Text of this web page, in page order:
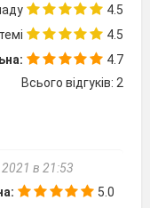
4.5
4.5
4.7
Всього відгуків: 2
в 21:53
5.0